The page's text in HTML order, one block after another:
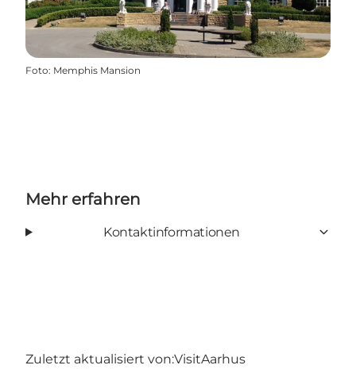
Foto: Memphis Mansion
Mehr erfahren
Kontaktinformationen
Zuletzt aktualisiert von:VisitAarhus